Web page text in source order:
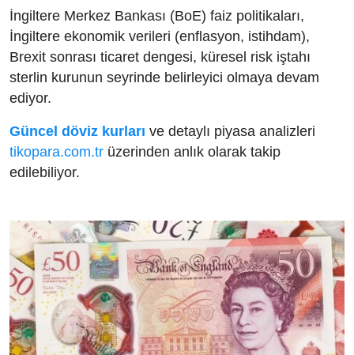
İngiltere Merkez Bankası (BoE) faiz politikaları,
İngiltere ekonomik verileri (enflasyon, istihdam),
Brexit sonrası ticaret dengesi, küresel risk iştahı
sterlin kurunun seyrinde belirleyici olmaya devam
ediyor.
Güncel döviz kurları ve detaylı piyasa analizleri
tikopara.com.tr üzerinden anlık olarak takip
edilebiliyor.